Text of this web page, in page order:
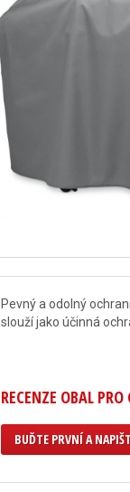
Pevný a odolný
slouží jako účinná
RECENZE OBAL
BUĎTE PRVNÍ A